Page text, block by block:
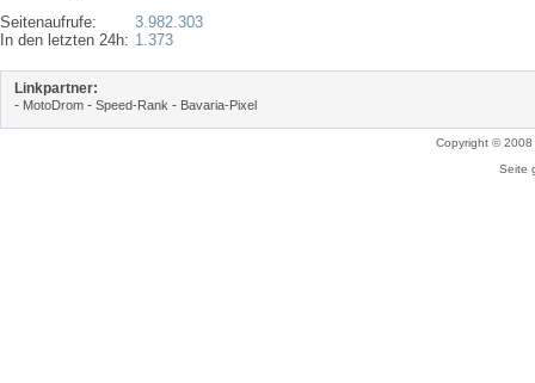
Seitenaufrufe:
In den letzten 24h:
3.982.303
1.373
Linkpartner:
- MotoDrom - Speed-Rank - Bavaria-Pixel
Copyright ©
Seite